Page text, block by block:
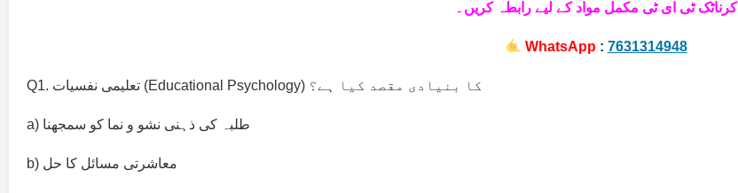
کرناٹک ٹی ای ٹی مکمل مواد کے لیے رابطہ کریں۔
WhatsApp: 7631314948
Q1. تعلیمی نفسیات (Educational Psychology) کا بنیادی مقصد کیا ہے؟
a) طلبہ کی ذہنی نشو و نما کو سمجھنا
b) معاشرتی مسائل کا حل